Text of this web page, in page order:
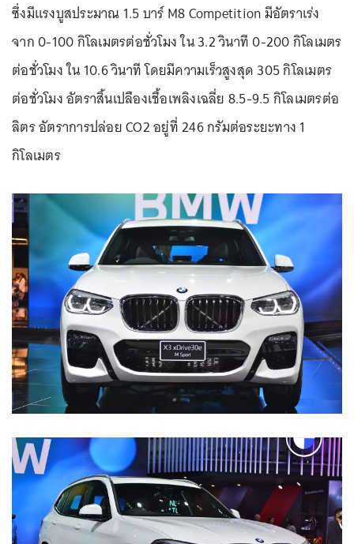
ซึ่งมีแรงบูสประมาณ 1.5 บาร์ M8 Competition มีอัตราเร่ง
จาก 0-100 กิโลเมตรต่อชั่วโมง ใน 3.2 วินาที 0-200 กิโลเมตร
ต่อชั่วโมง ใน 10.6 วินาที โดยมีความเร็วสูงสุด 305 กิโลเมตร
ต่อชั่วโมง อัตราสิ้นเปลืองเชื้อเพลิงเฉลี่ย 8.5-9.5 กิโลเมตรต่อ
ลิตร อัตราการปล่อย CO2 อยู่ที่ 246 กรัมต่อระยะทาง 1
กิโลเมตร